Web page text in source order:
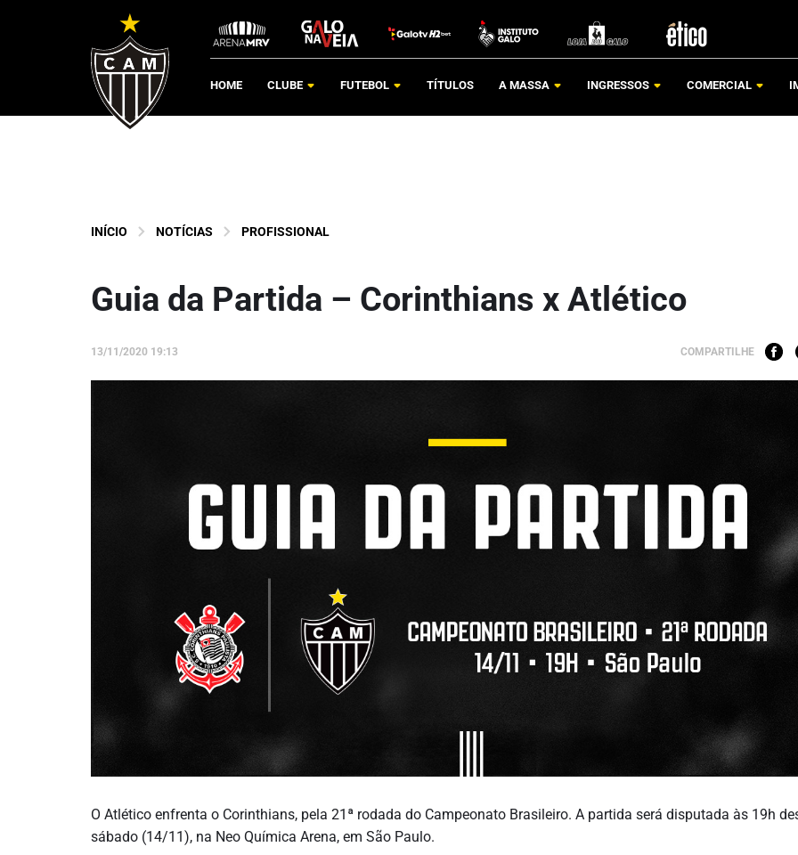
HOME CLUBE FUTEBOL TÍTULOS A MASSA INGRESSOS COMERCIAL
INÍCIO NOTÍCIAS PROFISSIONAL
Guia da Partida – Corinthians x Atlético
13/11/2020 19:13 COMPARTILHE
O Atlético enfrenta o Corinthians, pela 21ª rodada do Campeonato Brasileiro. A partida será disputada às 19h
sábado (14/11), na Neo Química Arena, em São Paulo.